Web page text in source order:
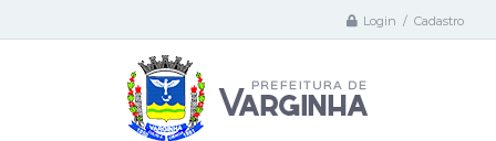
Login / Cadastro